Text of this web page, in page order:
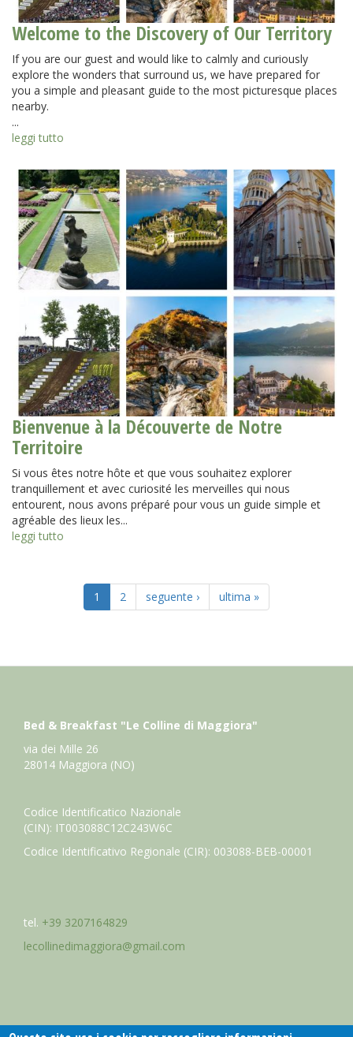
Welcome to the Discovery of Our Territory
If you are our guest and would like to calmly and curiously
explore the wonders that surround us, we have prepared for
you a simple and pleasant guide to the most picturesque places
nearby.
...
leggi tutto
Bienvenue à la Découverte de Notre
Territoire
Si vous êtes notre hôte et que vous souhaitez explorer
tranquillement et avec curiosité les merveilles qui nous
entourent, nous avons préparé pour vous un guide simple et
agréable des lieux les...
leggi tutto
1 2 seguente › ultima »
Bed & Breakfast "Le Colline di Maggiora"
via dei Mille 26
28014 Maggiora (NO)
Codice Identificatico Nazionale
(CIN): IT003088C12C243W6C
Codice Identificativo Regionale (CIR): 003088-BEB-00001
tel. +39 3207164829
lecollinedimaggiora@gmail.com